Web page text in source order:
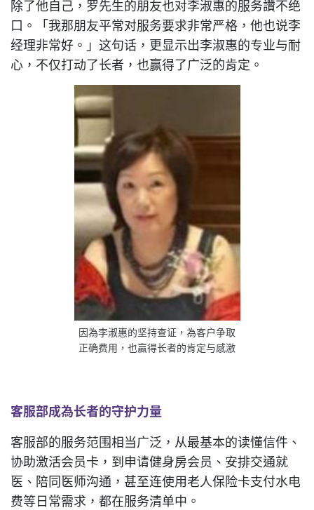
除了他自己，罗先生的朋友也对李淑惠的服务讚不绝
口。「我那朋友平常对服务要求非常严格，他也说李
经理非常好。」这句话，更显示出李淑惠的专业与耐
心，不仅打动了长者，也赢得了广泛的肯定。
因為李淑惠的坚持查证，為客户争取
正确费用，也赢得长者的肯定与感激
客服部成為长者的守护力量
客服部的服务范围相当广泛，从最基本的读懂信件、
协助激活会员卡，到申请健身房会员、安排交通就
医、陪同医师沟通，甚至连使用老人保险卡支付水电
费等日常需求，都在服务清单中。